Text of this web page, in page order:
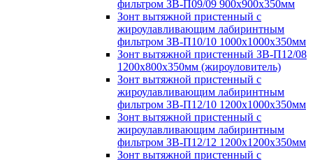
фильтром ЗВ-П09/09 900х900х350мм
Зонт вытяжной пристенный с
жироулавливающим лабиринтным
фильтром ЗВ-П10/10 1000х1000х350мм
Зонт вытяжной пристенный ЗВ-П12/08
1200х800х350мм (жироуловитель)
Зонт вытяжной пристенный с
жироулавливающим лабиринтным
фильтром ЗВ-П12/10 1200х1000х350мм
Зонт вытяжной пристенный с
жироулавливающим лабиринтным
фильтром ЗВ-П12/12 1200х1200х350мм
Зонт вытяжной пристенный с